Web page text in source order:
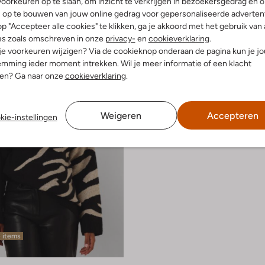
op te bouwen van jouw online gedrag voor gepersonaliseerde
"Accepteer alle cookies" te klikken, ga je akkoord met het gebruik van
zoals omschreven in onze privacy- en cookieverklaring.
voorkeuren wijzigen? Via de cookieknop onderaan de pagina kun je
ieder moment intrekken. Wil je meer informatie of een klacht
Ga naar onzecookieverklaring.
instellingen Weigeren Accepteren
35,99
€ 59,99
items